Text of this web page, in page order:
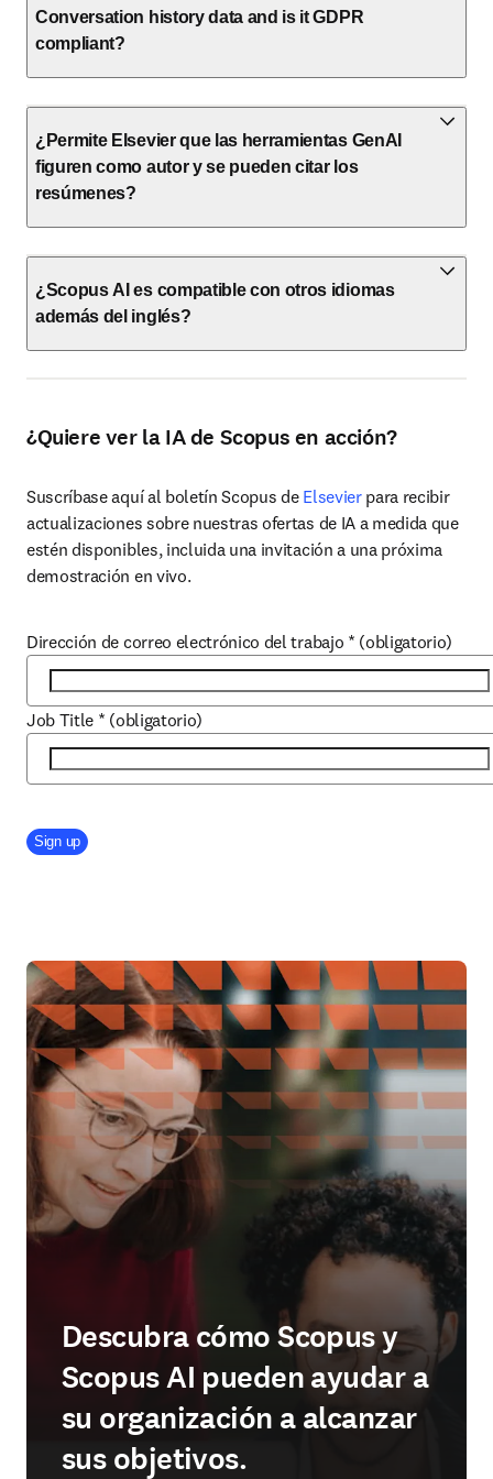
Conversation history data and is it GDPR
compliant?
¿Permite Elsevier que las herramientas GenAI
figuren como autor y se pueden citar los
resúmenes?
¿Scopus AI es compatible con otros idiomas
además del inglés?
¿Quiere ver la IA de Scopus en acción?
Suscríbase aquí al boletín Scopus de Elsevier para recibir
actualizaciones sobre nuestras ofertas de IA a medida que
estén disponibles, incluida una invitación a una próxima
demostración en vivo.
Dirección de correo electrónico del trabajo * (obligatorio)
Job Title * (obligatorio)
Company Division
Sign up
Descubra cómo Scopus y
Scopus AI pueden ayudar a
su organización a alcanzar
sus objetivos.